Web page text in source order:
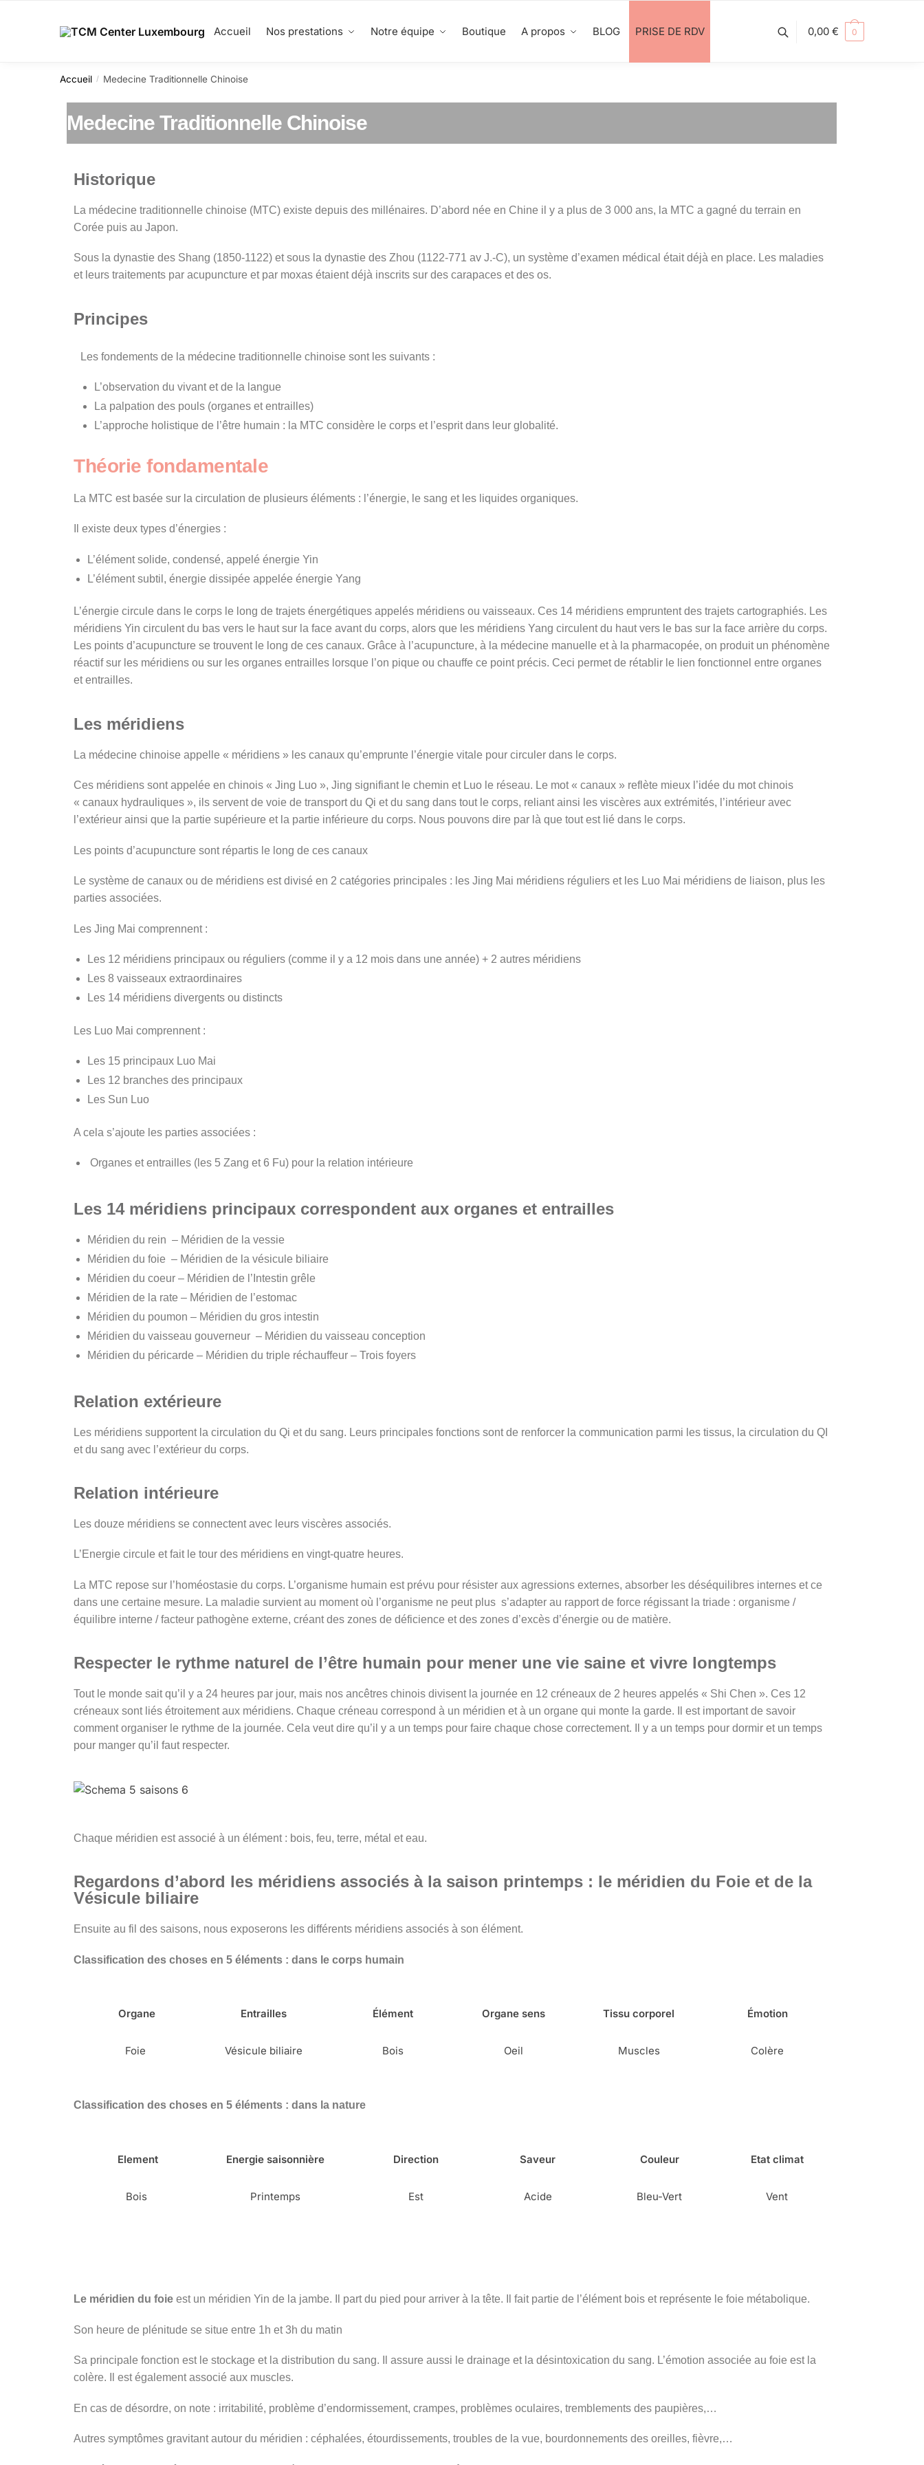
Accueil Nos prestations Notre équipe Boutique A propos BLOG PRISE DE RDV 0,00 € 0
Accueil / Medecine Traditionnelle Chinoise
Medecine Traditionnelle Chinoise
Historique
La médecine traditionnelle chinoise (MTC) existe depuis des millénaires. D’abord née en Chine il y a plus de 3 000 ans, la MTC a gagné du terrain en
Corée puis au Japon.
Sous la dynastie des Shang (1850-1122) et sous la dynastie des Zhou (1122-771 av J.-C), un système d’examen médical était déjà en place. Les maladies
et leurs traitements par acupuncture et par moxas étaient déjà inscrits sur des carapaces et des os.
Principes
Les fondements de la médecine traditionnelle chinoise sont les suivants :
L’observation du vivant et de la langue
La palpation des pouls (organes et entrailles)
L’approche holistique de l’être humain : la MTC considère le corps et l’esprit dans leur globalité.
Théorie fondamentale
La MTC est basée sur la circulation de plusieurs éléments : l’énergie, le sang et les liquides organiques.
Il existe deux types d’énergies :
L’élément solide, condensé, appelé énergie Yin
L’élément subtil, énergie dissipée appelée énergie Yang
L’énergie circule dans le corps le long de trajets énergétiques appelés méridiens ou vaisseaux. Ces 14 méridiens empruntent des trajets cartographiés. Les
méridiens Yin circulent du bas vers le haut sur la face avant du corps, alors que les méridiens Yang circulent du haut vers le bas sur la face arrière du corps.
Les points d’acupuncture se trouvent le long de ces canaux. Grâce à l’acupuncture, à la médecine manuelle et à la pharmacopée, on produit un phénomène
réactif sur les méridiens ou sur les organes entrailles lorsque l’on pique ou chauffe ce point précis. Ceci permet de rétablir le lien fonctionnel entre organes
et entrailles.
Les méridiens
La médecine chinoise appelle « méridiens » les canaux qu’emprunte l’énergie vitale pour circuler dans le corps.
Ces méridiens sont appelée en chinois « Jing Luo », Jing signifiant le chemin et Luo le réseau. Le mot « canaux » reflète mieux l’idée du mot chinois
« canaux hydrauliques », ils servent de voie de transport du Qi et du sang dans tout le corps, reliant ainsi les viscères aux extrémités, l’intérieur avec
l’extérieur ainsi que la partie supérieure et la partie inférieure du corps. Nous pouvons dire par là que tout est lié dans le corps.
Les points d’acupuncture sont répartis le long de ces canaux
Le système de canaux ou de méridiens est divisé en 2 catégories principales : les Jing Mai méridiens réguliers et les Luo Mai méridiens de liaison, plus les
parties associées.
Les Jing Mai comprennent :
Les 12 méridiens principaux ou réguliers (comme il y a 12 mois dans une année) + 2 autres méridiens
Les 8 vaisseaux extraordinaires
Les 14 méridiens divergents ou distincts
Les Luo Mai comprennent :
Les 15 principaux Luo Mai
Les 12 branches des principaux
Les Sun Luo
A cela s’ajoute les parties associées :
Organes et entrailles (les 5 Zang et 6 Fu) pour la relation intérieure
Les 14 méridiens principaux correspondent aux organes et entrailles
Méridien du rein – Méridien de la vessie
Méridien du foie – Méridien de la vésicule biliaire
Méridien du coeur – Méridien de l’Intestin grêle
Méridien de la rate – Méridien de l’estomac
Méridien du poumon – Méridien du gros intestin
Méridien du vaisseau gouverneur – Méridien du vaisseau conception
Méridien du péricarde – Méridien du triple réchauffeur – Trois foyers
Relation extérieure
Les méridiens supportent la circulation du Qi et du sang. Leurs principales fonctions sont de renforcer la communication parmi les tissus, la circulation du QI
et du sang avec l’extérieur du corps.
Relation intérieure
Les douze méridiens se connectent avec leurs viscères associés.
L’Energie circule et fait le tour des méridiens en vingt-quatre heures.
La MTC repose sur l’homéostasie du corps. L’organisme humain est prévu pour résister aux agressions externes, absorber les déséquilibres internes et ce
dans une certaine mesure. La maladie survient au moment où l’organisme ne peut plus s’adapter au rapport de force régissant la triade : organisme /
équilibre interne / facteur pathogène externe, créant des zones de déficience et des zones d’excès d’énergie ou de matière.
Respecter le rythme naturel de l’être humain pour mener une vie saine et vivre longtemps
Tout le monde sait qu’il y a 24 heures par jour, mais nos ancêtres chinois divisent la journée en 12 créneaux de 2 heures appelés « Shi Chen ». Ces 12
créneaux sont liés étroitement aux méridiens. Chaque créneau correspond à un méridien et à un organe qui monte la garde. Il est important de savoir
comment organiser le rythme de la journée. Cela veut dire qu’il y a un temps pour faire chaque chose correctement. Il y a un temps pour dormir et un temps
pour manger qu’il faut respecter.
Chaque méridien est associé à un élément : bois, feu, terre, métal et eau.
Regardons d’abord les méridiens associés à la saison printemps : le méridien du Foie et de la
Vésicule biliaire
Ensuite au fil des saisons, nous exposerons les différents méridiens associés à son élément.
Classification des choses en 5 éléments : dans le corps humain
Organe Entrailles Élément Organe sens Tissu corporel Émotion
Foie Vésicule biliaire Bois Oeil Muscles Colère
Classification des choses en 5 éléments : dans la nature
Element Energie saisonnière Direction Saveur Couleur Etat climat
Bois Printemps Est Acide Bleu-Vert Vent
Le méridien du foie est un méridien Yin de la jambe. Il part du pied pour arriver à la tête. Il fait partie de l’élément bois et représente le foie métabolique.
Son heure de plénitude se situe entre 1h et 3h du matin
Sa principale fonction est le stockage et la distribution du sang. Il assure aussi le drainage et la désintoxication du sang. L’émotion associée au foie est la
colère. Il est également associé aux muscles.
En cas de désordre, on note : irritabilité, problème d’endormissement, crampes, problèmes oculaires, tremblements des paupières,…
Autres symptômes gravitant autour du méridien : céphalées, étourdissements, troubles de la vue, bourdonnements des oreilles, fièvre,…